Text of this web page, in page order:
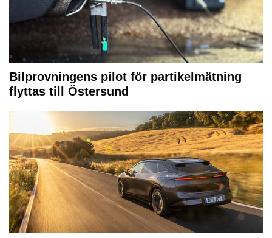
Bilprovningens pilot för partikelmätning
flyttas till Östersund